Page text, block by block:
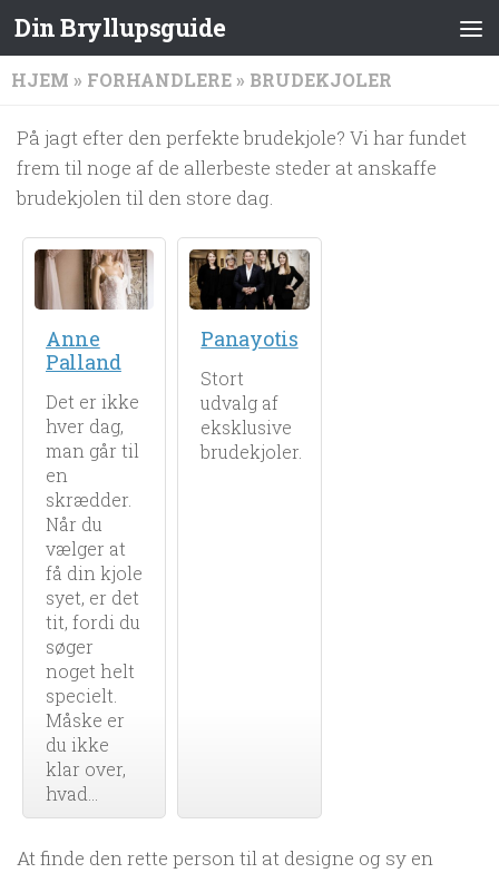
Din Bryllupsguide
HJEM » FORHANDLERE » BRUDEKJOLER
På jagt efter den perfekte brudekjole? Vi har fundet
frem til noge af de allerbeste steder at anskaffe
brudekjolen til den store dag.
Anne
Palland
Det er ikke
hver dag,
man går til
en
skrædder.
Når du
vælger at
få din kjole
syet, er det
tit, fordi du
søger
noget helt
specielt.
Måske er
du ikke
klar over,
hvad...
Panayotis
Stort
udvalg af
eksklusive
brudekjoler.
At finde den rette person til at designe og sy en